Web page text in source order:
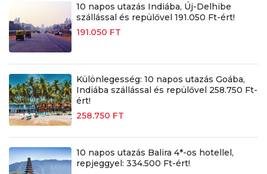
10 napos utazás Indiába, Új-Delhibe
szállással és repülővel 191.050 Ft-ért!
191.050 FT
Különlegesség: 10 napos utazás Goába,
Indiába szállással és repülővel 258.750 Ft-
ért!
258.750 FT
10 napos utazás Balira 4*-os hotellel,
repjeggyel: 334.500 Ft-ért!